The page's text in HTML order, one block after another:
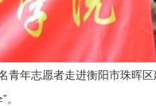
年志愿者走进衡阳市珠晖